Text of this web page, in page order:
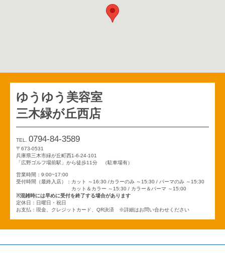
ゆうゆう美容室
三木緑が丘西店
TEL. 0794-84-3589
〒673-0531
兵庫県三木市緑が丘町西1-6-24-101
「広野ゴルフ場前駅」から徒歩11分 （駐車場有）
営業時間：9:00~17:00
受付時間（最終入店）：カット ～16:30 /カラーのみ ～15:30 / パーマのみ ～15:30
カット＆カラー ～15:30 / カラー＆パーマ ～15:00
※混雑時には早めに受付を終了する場合があります
定休日：日曜日・祝日
お支払：現金、クレジットカード、QR決済 ※詳細はお問い合わせください